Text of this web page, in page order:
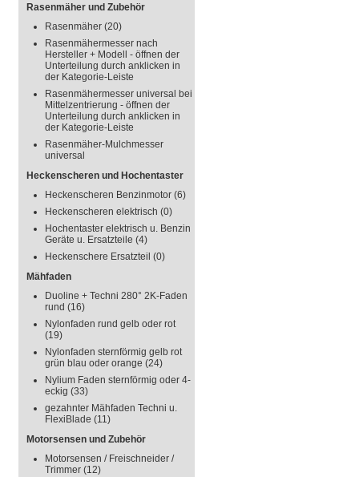
Rasenmäher und Zubehör
Rasenmäher (20)
Rasenmähermesser nach
Hersteller + Modell - öffnen der
Unterteilung durch anklicken in
der Kategorie-Leiste
Rasenmähermesser universal bei
Mittelzentrierung - öffnen der
Unterteilung durch anklicken in
der Kategorie-Leiste
Rasenmäher-Mulchmesser
universal
Heckenscheren und Hochentaster
Heckenscheren Benzinmotor (6)
Heckenscheren elektrisch (0)
Hochentaster elektrisch u. Benzin
Geräte u. Ersatzteile (4)
Heckenschere Ersatzteil (0)
Mähfaden
Duoline + Techni 280° 2K-Faden
rund (16)
Nylonfaden rund gelb oder rot
(19)
Nylonfaden sternförmig gelb rot
grün blau oder orange (24)
Nylium Faden sternförmig oder 4-
eckig (33)
gezahnter Mähfaden Techni u.
FlexiBlade (11)
Motorsensen und Zubehör
Motorsensen / Freischneider /
Trimmer (12)